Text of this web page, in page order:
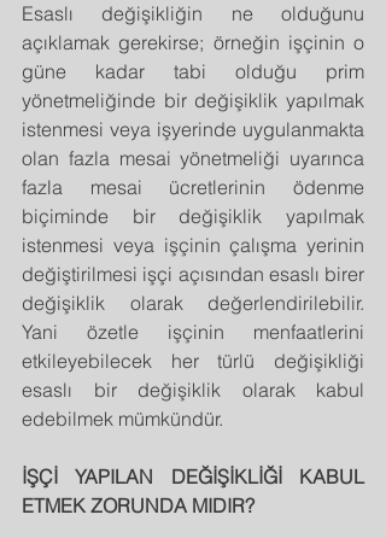
Esaslı değişikliğin ne olduğunu
açıklamak gerekirse; örneğin işçinin o
güne kadar tabi olduğu prim
yönetmeliğinde bir değişiklik yapılmak
istenmesi veya işyerinde uygulanmakta
olan fazla mesai yönetmeliği uyarınca
fazla mesai ücretlerinin ödenme
biçiminde bir değişiklik yapılmak
istenmesi veya işçinin çalışma yerinin
değiştirilmesi işçi açısından esaslı birer
değişiklik olarak değerlendirilebilir.
Yani özetle işçinin menfaatlerini
etkileyebilecek her türlü değişikliği
esaslı bir değişiklik olarak kabul
edebilmek mümkündür.
İŞÇİ YAPILAN DEĞİŞİKLİĞİ KABUL
ETMEK ZORUNDA MIDIR?